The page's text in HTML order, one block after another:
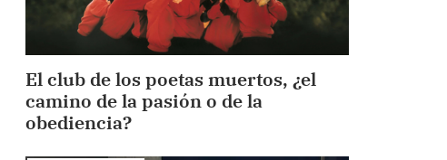
El club de los poetas muertos, ¿el
camino de la pasión o de la
obediencia?